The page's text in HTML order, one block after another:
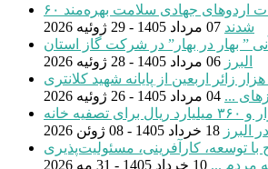
۶۰ هزار البرزی از خدمات اردوهای جهادی سلامت بهره‌مند
شدند 07 مرداد 1405 - 29 ژوئیه 2026
” بهار در بهار” در شرکت گاز استان
البرز 06 مرداد 1405 - 28 ژوئیه 2026
جابه‌جایی بیش از ۱۱ هزار زائر اربعین از پایانه شهید کلانتری
... 04 مرداد 1405 - 26 ژوئیه 2026
اختصاص ۲ هزار و ۳۶۰ میلیارد ریال برای تصفیه خانه
البرز 18 خرداد 1405 - 08 ژوئن 2026
با توسعه، کارآفرینی، مسئولیت‌پذیری
مردم ... 10 خرداد 1405 - 31 مه 2026